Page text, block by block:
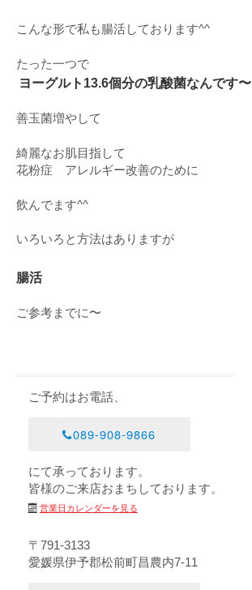
こんな形で私も腸活しております^^
たった一つで
ヨーグルト13.6個分の乳酸菌なんです〜
善玉菌増やして
綺麗なお肌目指して
花粉症 アレルギー改善のために
飲んでます^^
いろいろと方法はありますが
腸活
ご参考までに〜
ご予約はお電話、
089-908-9866
にて承っております。
皆様のご来店おまちしております。
営業日カレンダーを見る
〒791-3133
愛媛県伊予郡松前町昌農内7-11